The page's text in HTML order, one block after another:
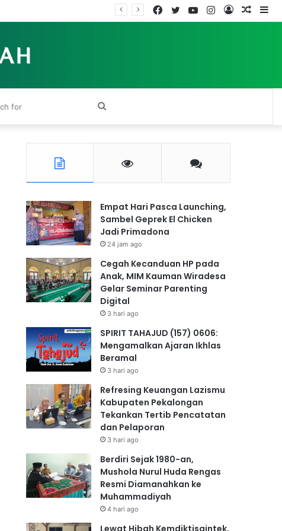
Log
Instagram
YouTube
Twitter
Facebook
Search
for
Empat Hari Pasca Launching,
Sambel Geprek El Chicken
Jadi Primadona
24 jam ago
Cegah Kecanduan HP pada
Anak, MIM Kauman Wiradesa
Gelar Seminar Parenting
Digital
3 hari ago
SPIRIT TAHAJUD (157) 0606:
Mengamalkan Ajaran Ikhlas
Beramal
3 hari ago
Refresing Keuangan Lazismu
Kabupaten Pekalongan
Tekankan Tertib Pencatatan
dan Pelaporan
3 hari ago
Berdiri Sejak 1980-an,
Mushola Nurul Huda Rengas
Resmi Diamanahkan ke
Muhammadiyah
4 hari ago
Lewat Hibah Kemdiktisaintek,